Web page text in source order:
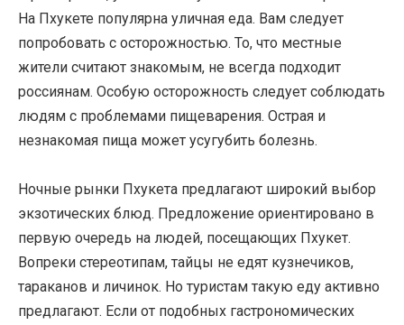
На Пхукете популярна уличная еда. Вам следует
попробовать с осторожностью. То, что местные
жители считают знакомым, не всегда подходит
россиянам. Особую осторожность следует соблюдать
людям с проблемами пищеварения. Острая и
незнакомая пища может усугубить болезнь.
Ночные рынки Пхукета предлагают широкий выбор
экзотических блюд. Предложение ориентировано в
первую очередь на людей, посещающих Пхукет.
Вопреки стереотипам, тайцы не едят кузнечиков,
тараканов и личинок. Но туристам такую ​​еду активно
предлагают. Если от подобных гастрономических